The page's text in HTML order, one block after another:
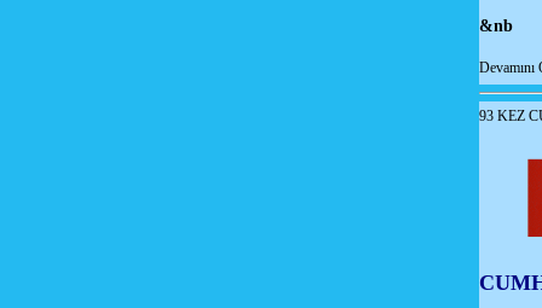
&nb
Devamını
93 KEZ